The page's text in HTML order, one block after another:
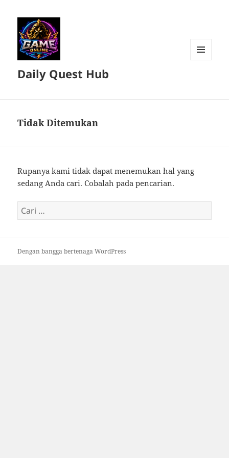
Daily Quest Hub
Tidak Ditemukan
Rupanya kami tidak dapat menemukan hal yang
sedang Anda cari. Cobalah pada pencarian.
Cari
untuk:
Dengan bangga bertenaga WordPress